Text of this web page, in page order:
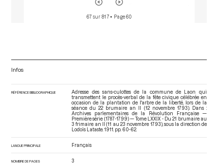
67 sur 817 • Page 60
Infos
RÉFÉRENCE BIBLIOGRAPHIQUE
Adresse des sans-culottes de la commune de Laon qui
transmettent le procès-verbal de la fête civique célébrée en
occasion de la plantation de l'arbre de la liberté, lors de la
séance du 22 brumaire an II (12 novembre 1793). Dans :
Archives parlementaires de la Révolution Française —
Première série (1787-1799) — Tome LXXIX - Du 21 brumaire au
3 frimaire an II (11 au 23 novembre 1793), sous la direction de
Lodoïs Lataste. 1911. pp. 60-62.
LANGUE PRINCIPALE Français
NOMBRE DE PAGES 3